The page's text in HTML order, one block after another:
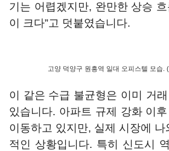
기는 어렵겠지만, 완만한 상승
이 크다”고 덧붙였습니다.
고양 덕양구 원흥역 일대 오피스텔 모습.
이 같은 수급 불균형은 이미 거
있습니다. 아파트 규제 강화 이
이동하고 있지만, 실제 시장에
적인 상황입니다. 특히 신도시